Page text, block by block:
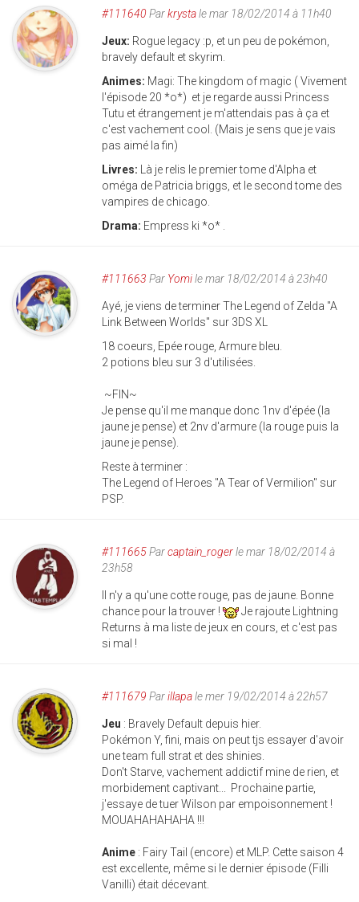
#111640 Parkrystale mar 18/02/2014 à 11h40
Jeux: Rogue legacy :p, et un peu de pokémon,
bravely default et skyrim.
Animes: Magi: The kingdom of magic ( Vivement
l'épisode 20 *o*) et je regarde aussi Princess
Tutu et étrangement je m'attendais pas à ça et
c'est vachement cool. (Mais je sens que je vais
pas aimé la fin)
Livres: Là je relis le premier tome d'Alpha et
oméga de Patricia briggs, et le second tome des
vampires de chicago.
Drama: Empress ki *o* .
#111663 Par Yomile mar 18/02/2014 à 23h40
Ayé, je viens de terminer The Legend of Zelda "A
Link Between Worlds" sur 3DS XL
18 coeurs, Epée rouge, Armure bleu.
2 potions bleu sur 3 d'utilisées.
~FIN~
Je pense qu'il me manque donc 1nv d'épée (la
jaune je pense) et 2nv d'armure (la rouge puis la
jaune je pense).
Reste à terminer :
The Legend of Heroes "A Tear of Vermilion" sur
PSP.
#111665Parcaptain_rogerle mar 18/02/2014 à
23h58
Il n'y a qu'une cotte rouge, pas de jaune. Bonne
chance pour la trouver !
Je rajoute Lightning
Returns à ma liste de jeux en cours, et c'est pas
si mal !
#111679 Parillapale mer 19/02/2014 à 22h57
Jeu : Bravely Default depuis hier.
Pokémon Y, fini, mais on peut tjs essayer d'avoir
une team full strat et des shinies.
Don't Starve, vachement addictif mine de rien, et
morbidement captivant... Prochaine partie,
j'essaye de tuer Wilson par empoisonnement !
MOUAHAHAHAHA !!!
Anime : Fairy Tail (encore) et MLP. Cette saison 4
est excellente, même si le dernier épisode (Filli
Vanilli) était décevant.